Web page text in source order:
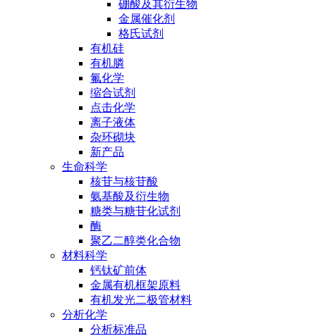
硼酸及其衍生物
金属催化剂
格氏试剂
有机硅
有机膦
氟化学
缩合试剂
点击化学
离子液体
杂环砌块
新产品
生命科学
核苷与核苷酸
氨基酸及衍生物
糖类与糖苷化试剂
酶
聚乙二醇类化合物
材料科学
钙钛矿前体
金属有机框架原料
有机发光二极管材料
分析化学
分析标准品